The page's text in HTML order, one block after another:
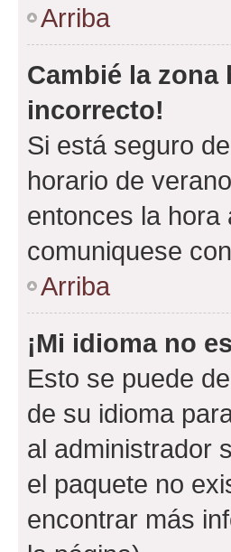
Arriba
Cambié la
incorrecto!
Si está seguro
horario de
entonces la
comuniquese
Arriba
¡Mi idioma no
Esto se puede
de su idioma
al administrador
el paquete no
encontrar más